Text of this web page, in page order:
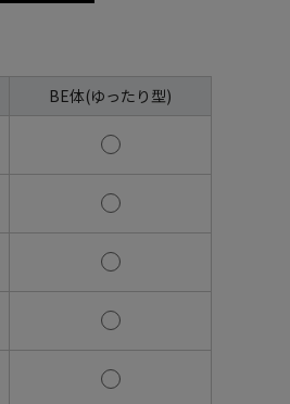
BE体(ゆったり型)